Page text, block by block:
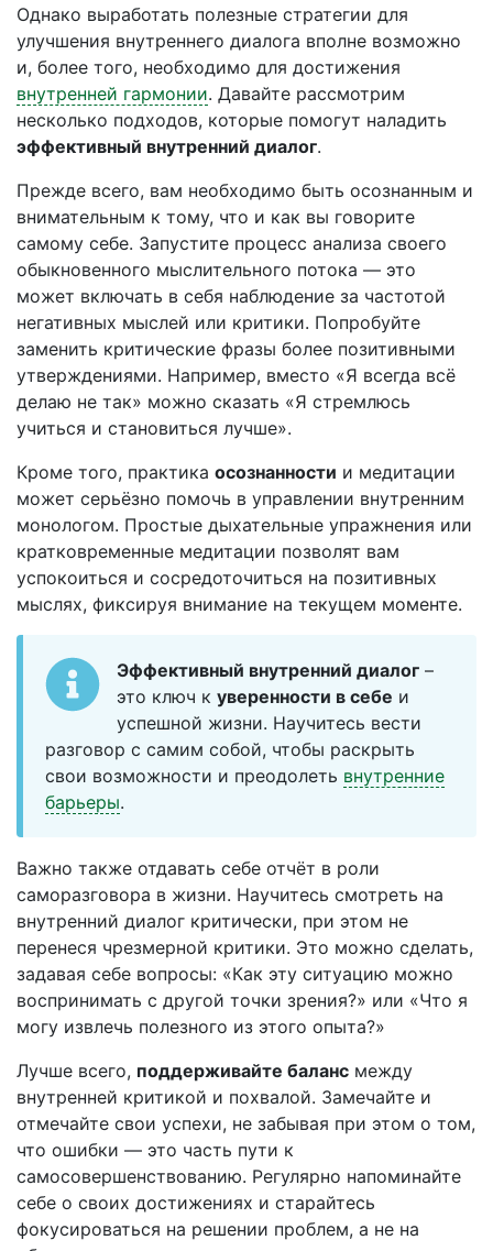
Однако выработать полезные стратегии для
улучшения внутреннего диалога вполне возможно
и, более того, необходимо для достижения
внутренней гармонии. Давайте рассмотрим
несколько подходов, которые помогут наладить
эффективный внутренний диалог.
Прежде всего, вам необходимо быть осознанным и
внимательным к тому, что и как вы говорите
самому себе. Запустите процесс анализа своего
обыкновенного мыслительного потока — это
может включать в себя наблюдение за частотой
негативных мыслей или критики. Попробуйте
заменить критические фразы более позитивными
утверждениями. Например, вместо «Я всегда всё
делаю не так» можно сказать «Я стремлюсь
учиться и становиться лучше».
Кроме того, практика осознанности и медитации
может серьёзно помочь в управлении внутренним
монологом. Простые дыхательные упражнения или
кратковременные медитации позволят вам
успокоиться и сосредоточиться на позитивных
мыслях, фиксируя внимание на текущем моменте.
Эффективный внутренний диалог –
это ключ к уверенности в себе и
успешной жизни. Научитесь вести
разговор с самим собой, чтобы раскрыть
свои возможности и преодолеть внутренние
барьеры.
Важно также отдавать себе отчёт в роли
саморазговора в жизни. Научитесь смотреть на
внутренний диалог критически, при этом не
перенеся чрезмерной критики. Это можно сделать,
задавая себе вопросы: «Как эту ситуацию можно
воспринимать с другой точки зрения?» или «Что я
могу извлечь полезного из этого опыта?»
Лучше всего, поддерживайте баланс между
внутренней критикой и похвалой. Замечайте и
отмечайте свои успехи, не забывая при этом о том,
что ошибки — это часть пути к
самосовершенствованию. Регулярно напоминайте
себе о своих достижениях и старайтесь
фокусироваться на решении проблем, а не на